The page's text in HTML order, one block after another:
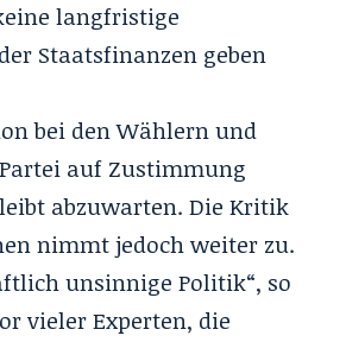
langfristige
Staatsfinanzen geben
bei den Wählern und
auf Zustimmung
abzuwarten. Die Kritik
nimmt jedoch weiter zu.
unsinnige Politik“, so
vieler Experten, die